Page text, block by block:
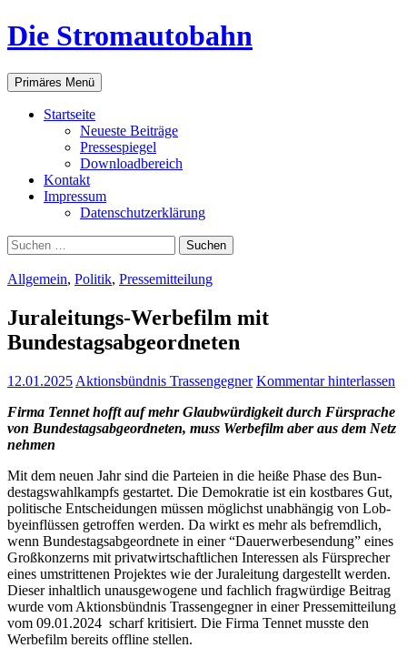
Zum
Inhalt
Die Stromautobahn
Suchen
Primäres Menü
Start­sei­te
Neu­es­te Beiträge
Pres­se­spie­gel
Down­load­be­reich
Kon­takt
Impres­sum
Daten­schutz­er­klä­rung
Suchen
nach:
Allgemein, Politik, Pressemitteilung
Jura­lei­tungs-Wer­be­film mit
Bundestagsabgeordneten
12.01.2025 Aktionsbündnis Trassengegner Kommentar hinterlassen
Fir­ma Ten­net hofft auf mehr Glaub­wür­dig­keit durch Für­spra­che
von Bun­des­tags­ab­ge­ord­ne­ten, muss Wer­be­film aber aus dem Netz
nehmen
Mit dem neu­en Jahr sind die Par­tei­en in die hei­ße Pha­se des Bun­
des­tags­wahl­kampfs gestar­tet. Die Demo­kra­tie ist ein kost­ba­res Gut,
poli­ti­sche Ent­schei­dun­gen müs­sen mög­lichst unab­hän­gig von Lob­
by­ein­flüs­sen getrof­fen wer­den. Da wirkt es mehr als befremd­lich,
wenn Bun­des­tags­ab­ge­ord­ne­te in einer “Dau­er­wer­be­sen­dung” eines
Groß­kon­zerns mit pri­vat­wirt­schaft­li­chen Inter­es­sen als Für­spre­cher
eines umstrit­te­nen Pro­jek­tes wie der Jura­lei­tung dar­ge­stellt wer­den.
Die­ser inhalt­lich unaus­ge­wo­ge­ne und fach­lich frag­wür­di­ge Bei­trag
wur­de vom Akti­ons­bünd­nis Tras­sen­geg­ner in einer Pres­se­mit­tei­lung
vom 09.01.2024 scharf kri­ti­siert. Die Fir­ma Ten­net muss­te den
Wer­be­film bereits off­line stellen.